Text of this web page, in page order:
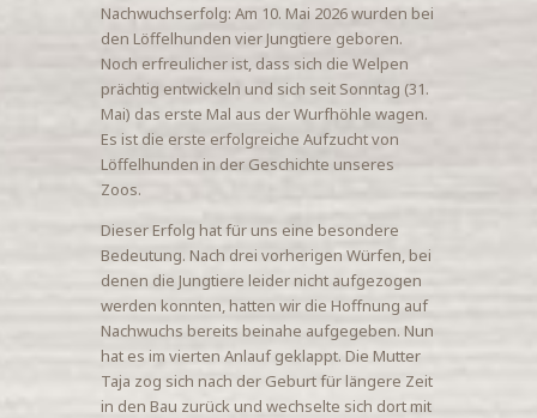
Nachwuchserfolg: Am 10. Mai 2026 wurden bei
den Löffelhunden vier Jungtiere geboren.
Noch erfreulicher ist, dass sich die Welpen
prächtig entwickeln und sich seit Sonntag (31.
Mai) das erste Mal aus der Wurfhöhle wagen.
Es ist die erste erfolgreiche Aufzucht von
Löffelhunden in der Geschichte unseres
Zoos.
Dieser Erfolg hat für uns eine besondere
Bedeutung. Nach drei vorherigen Würfen, bei
denen die Jungtiere leider nicht aufgezogen
werden konnten, hatten wir die Hoffnung auf
Nachwuchs bereits beinahe aufgegeben. Nun
hat es im vierten Anlauf geklappt. Die Mutter
Taja zog sich nach der Geburt für längere Zeit
in den Bau zurück und wechselte sich dort mit